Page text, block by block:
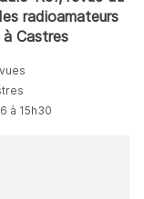
radioamateurs
Castres
à 15h30